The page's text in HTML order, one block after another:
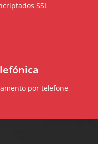
SSL
por telefone